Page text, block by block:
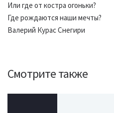
Или где от костра огоньки?
Где рождаются наши мечты?
Валерий Курас Снегири
Смотрите также